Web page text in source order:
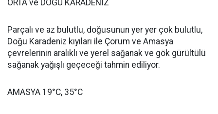
ORTA ve DOĞU KARADENİZ
Parçalı ve az bulutlu, doğusunun yer yer çok bulutlu,
Doğu Karadeniz kıyıları ile Çorum ve Amasya
çevrelerinin aralıklı ve yerel sağanak ve gök gürültülü
sağanak yağışlı geçeceği tahmin ediliyor.
AMASYA 19°C, 35°C